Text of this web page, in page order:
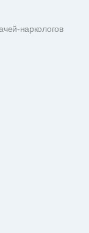
наркологов